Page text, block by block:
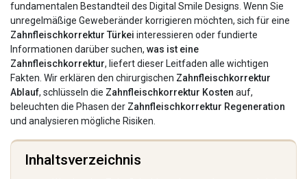
fundamentalen Bestandteil des Digital Smile Designs. Wenn Sie
unregelmäßige Geweberänder korrigieren möchten, sich für eine
Zahnfleischkorrektur Türkei interessieren oder fundierte
Informationen darüber suchen, was ist eine
Zahnfleischkorrektur, liefert dieser Leitfaden alle wichtigen
Fakten. Wir erklären den chirurgischen Zahnfleischkorrektur
Ablauf, schlüsseln die Zahnfleischkorrektur Kosten auf,
beleuchten die Phasen der Zahnfleischkorrektur Regeneration
und analysieren mögliche Risiken.
Inhaltsverzeichnis